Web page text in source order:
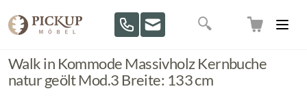
Suche
Walk in Kommode Massivholz Kernbuche
natur geölt Mod.3 Breite: 133 cm